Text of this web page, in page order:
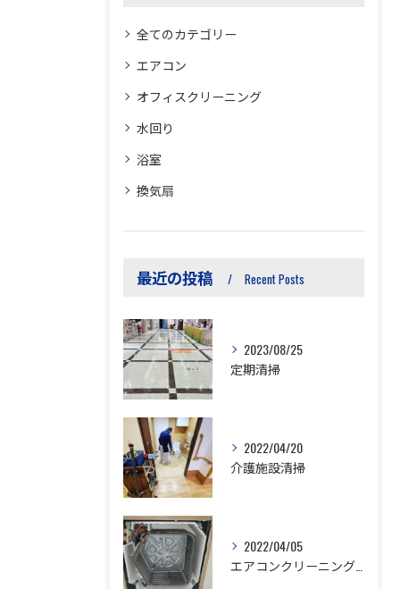
全てのカテゴリー
エアコン
オフィスクリーニング
水回り
浴室
換気扇
最近の投稿 Recent Posts
2023/08/25
定期清掃
2022/04/20
介護施設清掃
2022/04/05